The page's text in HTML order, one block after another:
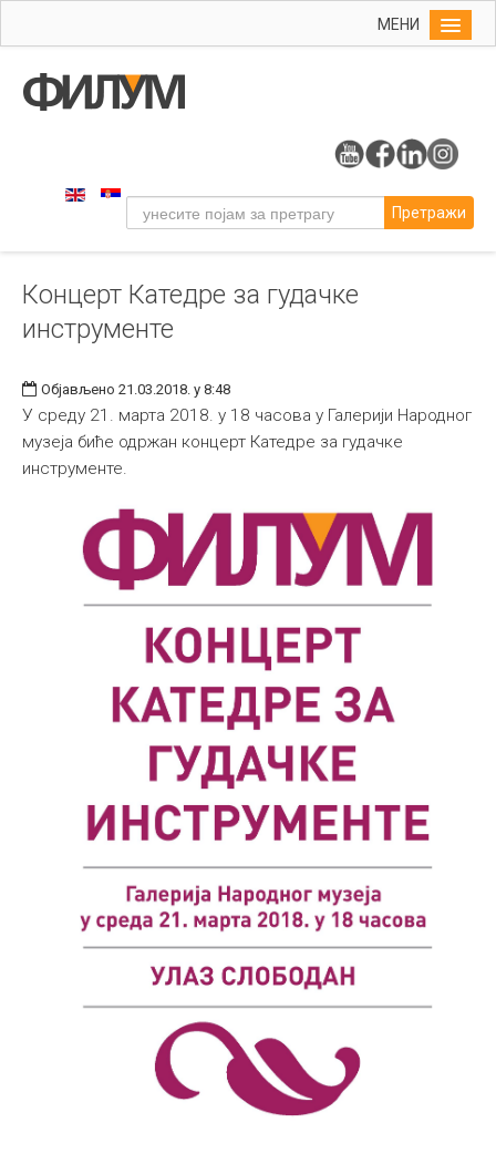
МЕНИ
Упис
Уметност
Музичка уметност
Примењена и ликовна уметност
Издаваштво
Библиотека
Међународна
Претражи
Концерт Катедре за гудачке
инструменте
Објављено 21.03.2018. у 8:48
У среду 21. марта 2018. у 18 часова у Галерији Народног
музеја биће одржан концерт Катедре за гудачке
инструменте.